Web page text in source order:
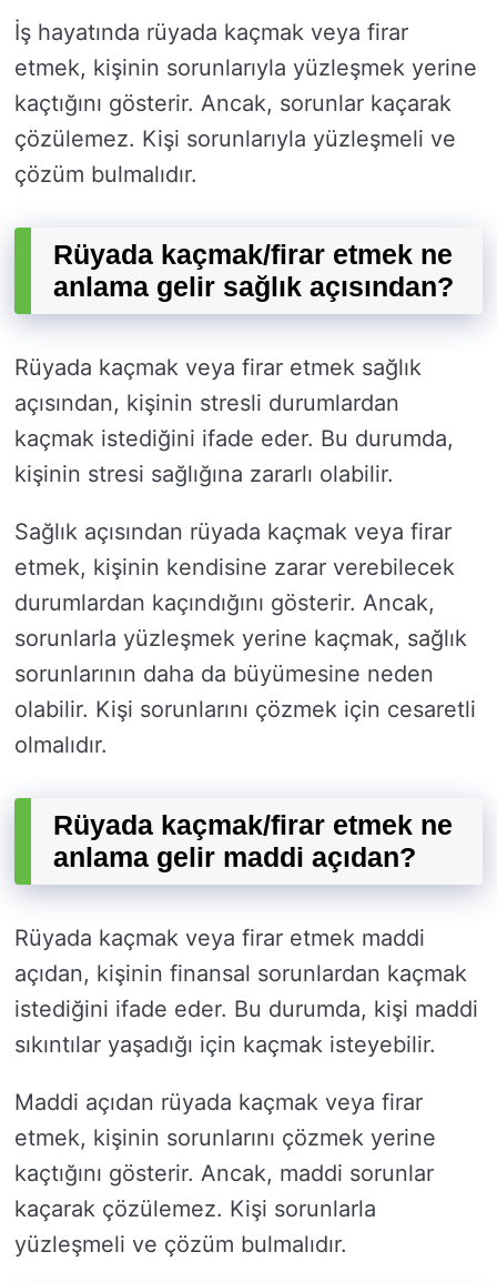
İş hayatında rüyada kaçmak veya firar
etmek, kişinin sorunlarıyla yüzleşmek yerine
kaçtığını gösterir. Ancak, sorunlar kaçarak
çözülemez. Kişi sorunlarıyla yüzleşmeli ve
çözüm bulmalıdır.
Rüyada kaçmak/firar etmek ne
anlama gelir sağlık açısından?
Rüyada kaçmak veya firar etmek sağlık
açısından, kişinin stresli durumlardan
kaçmak istediğini ifade eder. Bu durumda,
kişinin stresi sağlığına zararlı olabilir.
Sağlık açısından rüyada kaçmak veya firar
etmek, kişinin kendisine zarar verebilecek
durumlardan kaçındığını gösterir. Ancak,
sorunlarla yüzleşmek yerine kaçmak, sağlık
sorunlarının daha da büyümesine neden
olabilir. Kişi sorunlarını çözmek için cesaretli
olmalıdır.
Rüyada kaçmak/firar etmek ne
anlama gelir maddi açıdan?
Rüyada kaçmak veya firar etmek maddi
açıdan, kişinin finansal sorunlardan kaçmak
istediğini ifade eder. Bu durumda, kişi maddi
sıkıntılar yaşadığı için kaçmak isteyebilir.
Maddi açıdan rüyada kaçmak veya firar
etmek, kişinin sorunlarını çözmek yerine
kaçtığını gösterir. Ancak, maddi sorunlar
kaçarak çözülemez. Kişi sorunlarla
yüzleşmeli ve çözüm bulmalıdır.